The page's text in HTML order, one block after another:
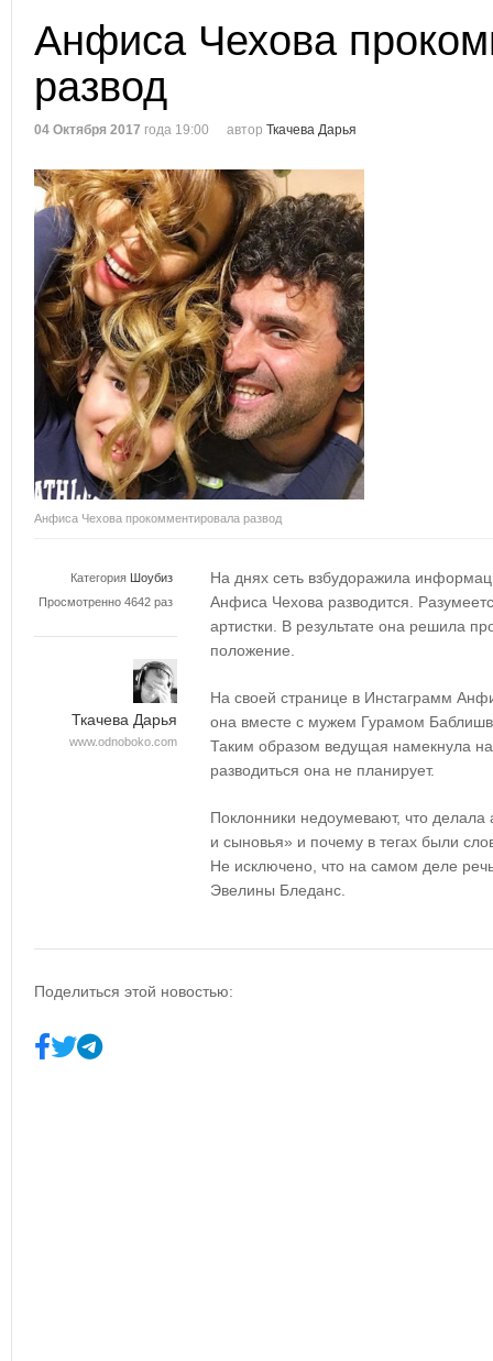
Анфиса Чехова
развод
04 Октября 2017 года 19:00 автор Ткачева Дарья
Анфиса Чехова прокомментировала развод
Категория Шоубиз
Просмотренно 4642 раз
Ткачева Дарья
www.odnoboko.com
На днях сеть взбудоражила
Анфиса Чехова разводится.
артистки. В результате она решила
положение.
На своей странице в Инстаграмм
она вместе с мужем Гурамом
Таким образом ведущая намекнула
разводиться она не планирует.
Поклонники недоумевают, что
и сыновья» и почему в тегах были
Не исключено, что на самом деле
Эвелины Бледанс.
Поделиться этой новостью: